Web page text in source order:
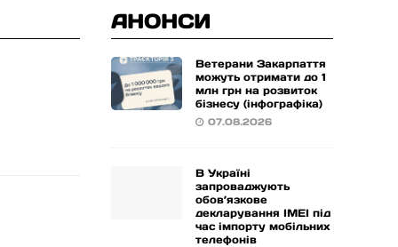
АНОНСИ
Ветерани Закарпаття
можуть отримати до 1
млн грн на розвиток
бізнесу (інфографіка)
07.08.2026
В Україні
запроваджують
обов’язкове
декларування IMEI під
час імпорту мобільних
телефонів